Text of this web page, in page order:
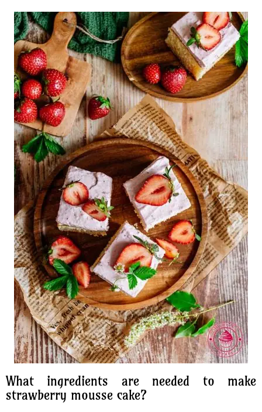
What ingredients are needed to make
strawberry mousse cake?